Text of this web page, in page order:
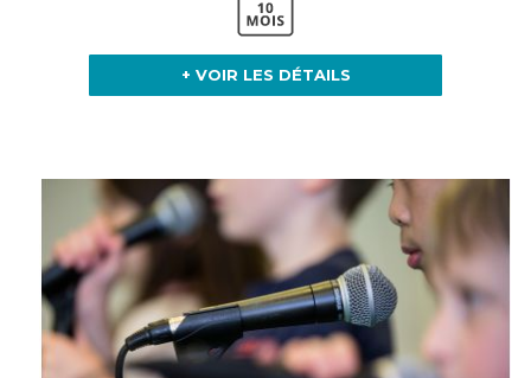
+ VOIR LES DÉTAILS